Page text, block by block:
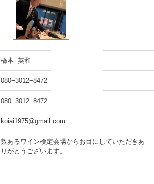
橋本 英和
080−3012−8472
080−3012−8472
koiai1975@gmail.com
数あるワイン検定会場からお目にしていただきあ
りがとうございます。